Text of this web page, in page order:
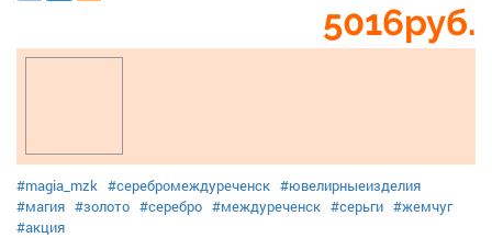
5016руб.
#magia_mzk #серебромеждуреченск #ювелирныеизделия
#магия #золото #серебро #междуреченск #серьги #жемчуг
#акция